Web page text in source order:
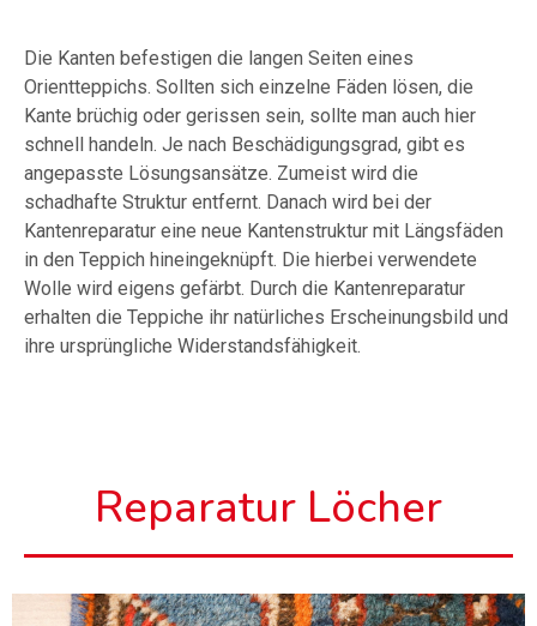
Die Kanten befestigen die langen Seiten eines
Orientteppichs. Sollten sich einzelne Fäden lösen, die
Kante brüchig oder gerissen sein, sollte man auch hier
schnell handeln. Je nach Beschädigungsgrad, gibt es
angepasste Lösungsansätze. Zumeist wird die
schadhafte Struktur entfernt. Danach wird bei der
Kantenreparatur eine neue Kantenstruktur mit Längsfäden
in den Teppich hineingeknüpft. Die hierbei verwendete
Wolle wird eigens gefärbt. Durch die Kantenreparatur
erhalten die Teppiche ihr natürliches Erscheinungsbild und
ihre ursprüngliche Widerstandsfähigkeit.
Reparatur Löcher